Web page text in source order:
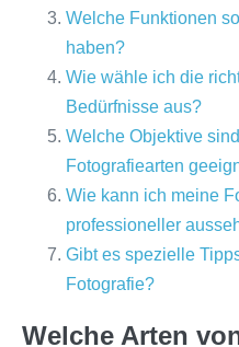
Welche Funktionen
haben?
Wie wähle ich die
Bedürfnisse aus?
Welche Objektive
Fotografiearten
Wie kann ich meine
professioneller
Gibt es spezielle
Fotografie?
Welche Arten